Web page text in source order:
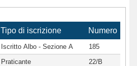
Tipo di iscrizione Numero
Iscritto Albo - Sezione A
185
Praticante
22/B